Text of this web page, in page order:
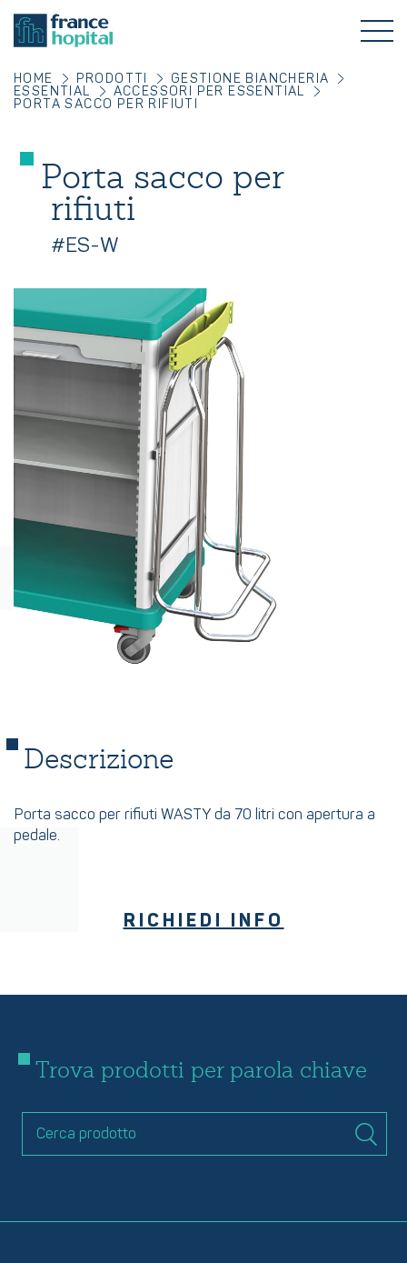
HOME PRODOTTI
GESTIONE BIANCHERIA
ESSENTIAL
ACCESSORI PER ESSENTIAL
PORTA SACCO PER RIFIUTI
Porta sacco per
rifiuti
#ES-W
Descrizione
Porta sacco per rifiuti WASTY da 70 litri con apertura a
pedale.
RICHIEDI INFO
Trova prodotti per parola chiave